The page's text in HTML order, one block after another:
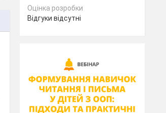
Оцінка розробки
Відгуки відсутні